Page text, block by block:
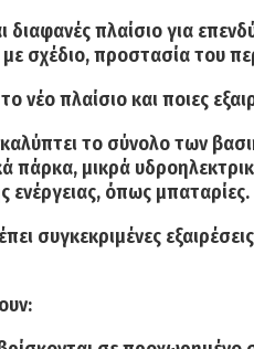
διαφανές πλαίσιο για
σχέδιο, προστασία του
νέο πλαίσιο και ποιες
το σύνολο των
πάρκα, μικρά
όπως μπαταρίες.
συγκεκριμένες